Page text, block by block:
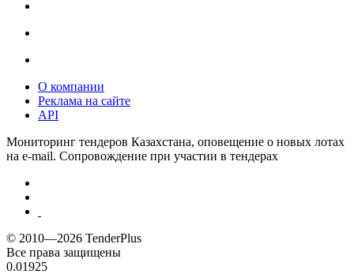
О компании
Реклама на сайте
API
Мониторинг тендеров Казахстана, оповещение о новых лотах
на e-mail. Сопровождение при участии в тендерах
© 2010—2026 TenderPlus
Все права защищены
0.01925